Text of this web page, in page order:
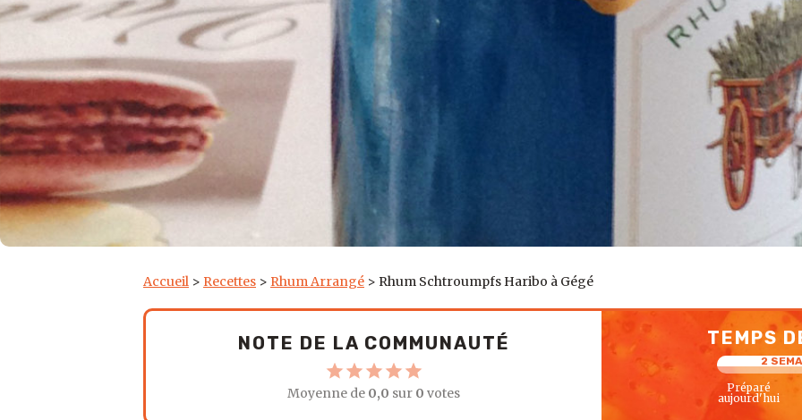
Accueil > Recettes > Rhum Arrangé > Rhum Schtroumpfs Haribo à Gégé
NOTE DE LA COMMUNAUTÉ
Moyenne de 0,0 sur 0 votes
TEMPS
2
Préparé
aujourd'hui